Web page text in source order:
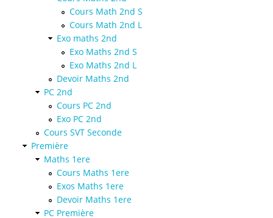
Cours Math 2nd S
Cours Math 2nd L
Exo maths 2nd
Exo Maths 2nd S
Exo Maths 2nd L
Devoir Maths 2nd
PC 2nd
Cours PC 2nd
Exo PC 2nd
Cours SVT Seconde
Première
Maths 1ere
Cours Maths 1ere
Exos Maths 1ere
Devoir Maths 1ere
PC Première